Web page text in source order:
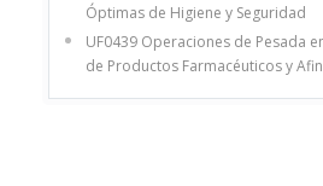
Óptimas de Higiene y Seguridad
UF0439 Operaciones de Pesada
de Productos Farmacéuticos y